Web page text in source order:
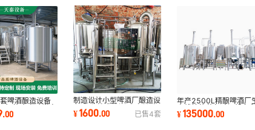
啤酒酿造设备
智能全自动半自
.00
制造设计小型啤酒厂酿造设
备 免费技术培训 全套精酿
啤酒酿造机器
¥1600.00 已售4套
年产2500L精酿啤酒厂
产线拉格艾尔酿酒设备
安装
¥135000.00